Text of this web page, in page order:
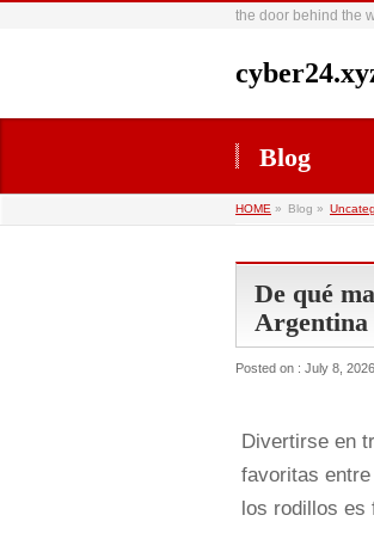
the door behind the
Blog
HOME » Blog »
De qué
Argentina
Posted on : July 8,
Divertirse en
favoritas
los rodillos es